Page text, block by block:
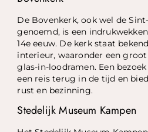
De Bovenkerk, ook wel de
genoemd, is een
14e eeuw. De kerk staat
interieur, waaronder een
glas-in-loodramen. Een
een reis terug in de tijd en
rust en bezinning.
Stedelijk Museum Kampen